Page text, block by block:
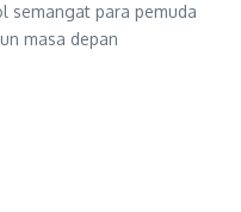
semangat para pemuda
masa depan